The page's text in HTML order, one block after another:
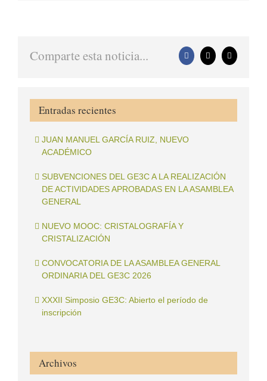
Comparte esta noticia... Facebook
X
Correo
electrónico
Entradas recientes
JUAN MANUEL GARCÍA RUIZ, NUEVO
ACADÉMICO
SUBVENCIONES DEL GE3C A LA REALIZACIÓN
DE ACTIVIDADES APROBADAS EN LA ASAMBLEA
GENERAL
NUEVO MOOC: CRISTALOGRAFÍA Y
CRISTALIZACIÓN
CONVOCATORIA DE LA ASAMBLEA GENERAL
ORDINARIA DEL GE3C 2026
XXXII Simposio GE3C: Abierto el período de
inscripción
Archivos